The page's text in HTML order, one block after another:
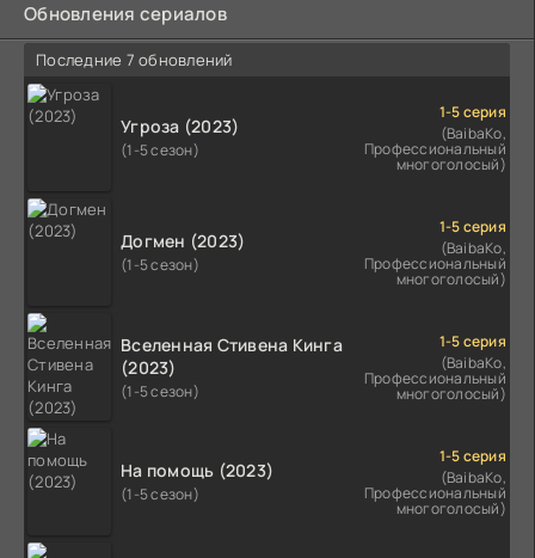
Обновления сериалов
Последние 7 обновлений
Угроза (2023)
(1-5 сезон)
1-5 серия
(BaibaKo,
Профессиональный
многоголосый)
Догмен (2023)
(1-5 сезон)
1-5 серия
(BaibaKo,
Профессиональный
многоголосый)
Вселенная Стивена Кинга
(2023)
(1-5 сезон)
1-5 серия
(BaibaKo,
Профессиональный
многоголосый)
На помощь (2023)
(1-5 сезон)
1-5 серия
(BaibaKo,
Профессиональный
многоголосый)